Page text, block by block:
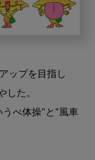
ップを目指し
した。
べ体操"と"風車